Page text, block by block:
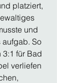
platziert,
und
So
für Bad
verliefen